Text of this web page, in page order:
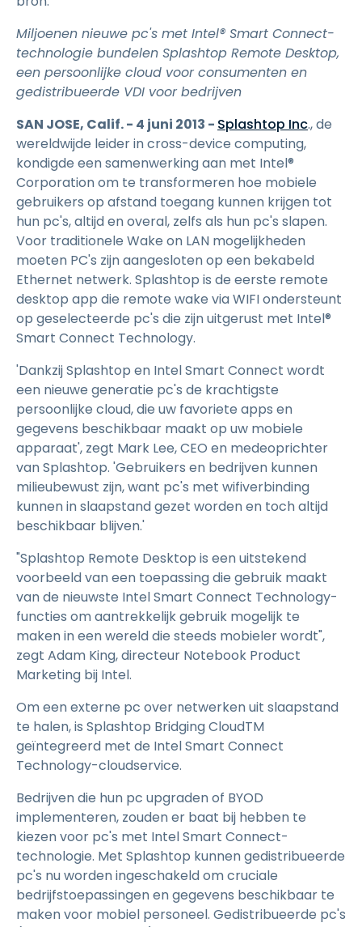
Miljoenen nieuwe pc's met Intel® Smart Connect-
technologie bundelen Splashtop Remote Desktop,
een persoonlijke cloud voor consumenten en
gedistribueerde VDI voor bedrijven
SAN JOSE, Calif. - 4 juni 2013 - Splashtop Inc., de
wereldwijde leider in cross-device computing,
kondigde een samenwerking aan met Intel®
Corporation om te transformeren hoe mobiele
gebruikers op afstand toegang kunnen krijgen tot
hun pc's, altijd en overal, zelfs als hun pc's slapen.
Voor traditionele Wake on LAN mogelijkheden
moeten PC's zijn aangesloten op een bekabeld
Ethernet netwerk. Splashtop is de eerste remote
desktop app die remote wake via WIFI ondersteunt
op geselecteerde pc's die zijn uitgerust met Intel®
Smart Connect Technology.
'Dankzij Splashtop en Intel Smart Connect wordt
een nieuwe generatie pc's de krachtigste
persoonlijke cloud, die uw favoriete apps en
gegevens beschikbaar maakt op uw mobiele
apparaat', zegt Mark Lee, CEO en medeoprichter
van Splashtop. 'Gebruikers en bedrijven kunnen
milieubewust zijn, want pc's met wifiverbinding
kunnen in slaapstand gezet worden en toch altijd
beschikbaar blijven.'
"Splashtop Remote Desktop is een uitstekend
voorbeeld van een toepassing die gebruik maakt
van de nieuwste Intel Smart Connect Technology-
functies om aantrekkelijk gebruik mogelijk te
maken in een wereld die steeds mobieler wordt",
zegt Adam King, directeur Notebook Product
Marketing bij Intel.
Om een externe pc over netwerken uit slaapstand
te halen, is Splashtop Bridging CloudTM
geïntegreerd met de Intel Smart Connect
Technology-cloudservice.
Bedrijven die hun pc upgraden of BYOD
implementeren, zouden er baat bij hebben te
kiezen voor pc's met Intel Smart Connect-
technologie. Met Splashtop kunnen gedistribueerde
pc's nu worden ingeschakeld om cruciale
bedrijfstoepassingen en gegevens beschikbaar te
maken voor mobiel personeel. Gedistribueerde pc's